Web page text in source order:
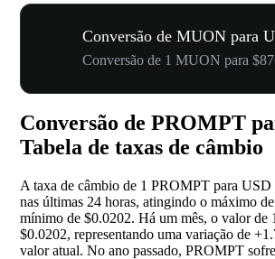
Conversão de MUON para
Conversão de 1 MUON para
Conversão de PROMPT
Tabela de taxas de câmbio
A taxa de câmbio de 1 PROMPT para USD
nas últimas 24 horas, atingindo o máximo
mínimo de $0.0202. Há um mês, o valor de
$0.0202, representando uma variação de
valor atual. No ano passado, PROMPT